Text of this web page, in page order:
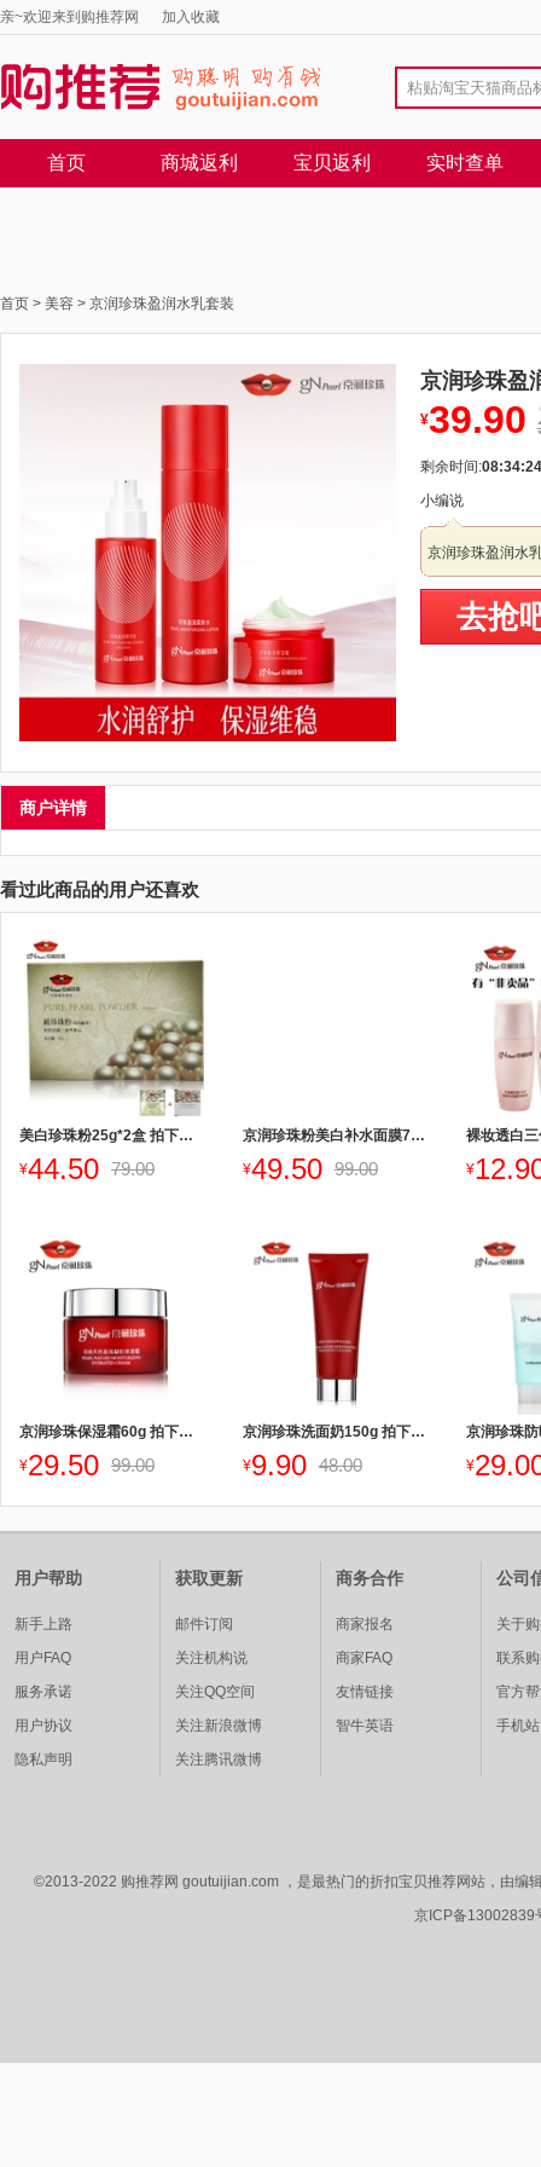
亲~欢迎来到购推荐网 加入收藏
首页 商城返利 宝贝返利 实时查单
首页 > 美容 > 京润珍珠盈润水乳套装
京润珍珠盈
¥39.90
剩余时间:08:34:24
小编说
京润珍珠盈润水
去抢
商户详情
看过此商品的用户还喜欢
美白珍珠粉25g*2盒 拍下改价
¥44.50 79.00
京润珍珠粉美白补水面膜7片 拍下改价
¥49.50 99.00
裸妆透白
¥
京润珍珠保湿霜60g 拍下改价
¥29.50 99.00
京润珍珠洗面奶150g 拍下改价
¥9.90 48.00
京润珍珠
¥
用户帮助
新手上路
用户FAQ
服务承诺
用户协议
隐私声明
获取更新
邮件订阅
关注机构说
关注QQ空间
关注新浪微博
关注腾讯微博
商务合作
商家报名
商家FAQ
友情链接
智牛英语
公司
关于
联系
官方
手机站
©2013-2022 购推荐网 goutuijian.com ，是最热门的折扣宝贝推荐网站，由编
京ICP备